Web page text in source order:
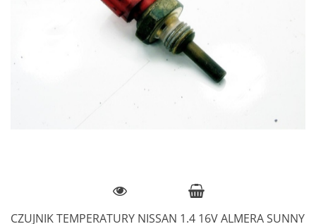
CZUJNIK TEMPERATURY NISSAN 1.4 16V ALMERA SUNNY